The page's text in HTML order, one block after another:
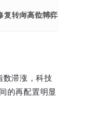
转向高位博弈，科技
展开更多
滞涨，科技
的再配置明显